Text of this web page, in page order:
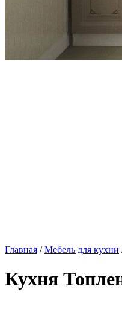
Главная /Мебель для кухни
Кухня